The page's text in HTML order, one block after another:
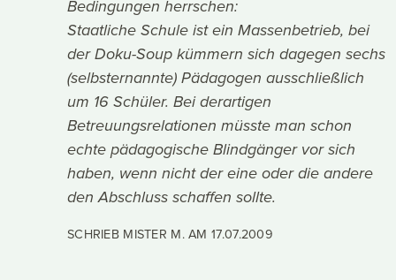
Bedingungen herrschen:
Staatliche Schule ist ein Massenbetrieb, bei
der Doku-Soup kümmern sich dagegen sechs
(selbsternannte) Pädagogen ausschließlich
um 16 Schüler. Bei derartigen
Betreuungsrelationen müsste man schon
echte pädagogische Blindgänger vor sich
haben, wenn nicht der eine oder die andere
den Abschluss schaffen sollte.
SCHRIEB MISTER M. AM17.07.2009